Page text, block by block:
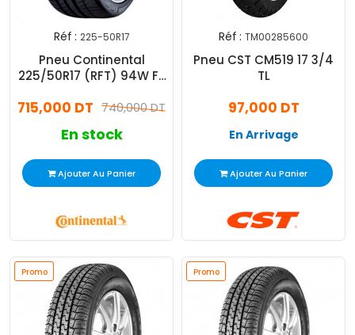
Réf : 225-50R17
Pneu Continental
225/50R17 (RFT) 94W FR
Contact 5740,000 DT
715,000 DT
En stock
Ajouter Au Panier
Réf : TM00285600
Pneu CST CM519 17 3/4
TL
97,000 DT
En Arrivage
Ajouter Au Panier
Promo Promo